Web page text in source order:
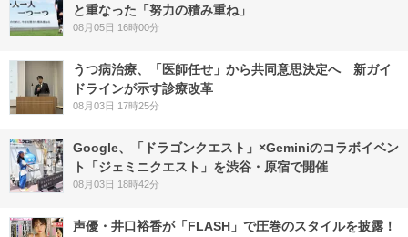
と重なった「努力の積み重ね」
08月05日 16時00分
うつ病治療、「医師任せ」から共同意思決定へ 新ガイ
ドラインが示す診療改革
08月03日 17時25分
Google、「ドラゴンクエスト」×Geminiのコラボイベン
ト「ジェミニクエスト」を渋谷・原宿で開催
08月03日 18時42分
声優・井口裕香が「FLASH」で圧巻のスタイルを披露！